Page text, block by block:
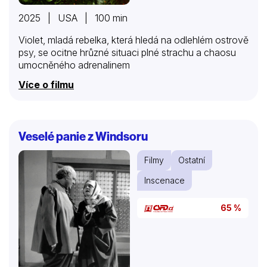
2025 | USA | 100 min
Violet, mladá rebelka, která hledá na odlehlém ostrově
psy, se ocitne hrůzné situaci plné strachu a chaosu
umocněného adrenalinem
Více o filmu
Veselé panie z Windsoru
Filmy
Ostatní
Inscenace
65 %